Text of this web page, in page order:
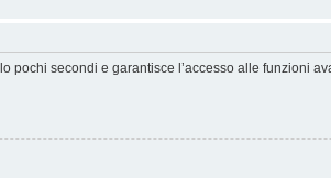
secondi e garantisce l’accesso alle funzioni